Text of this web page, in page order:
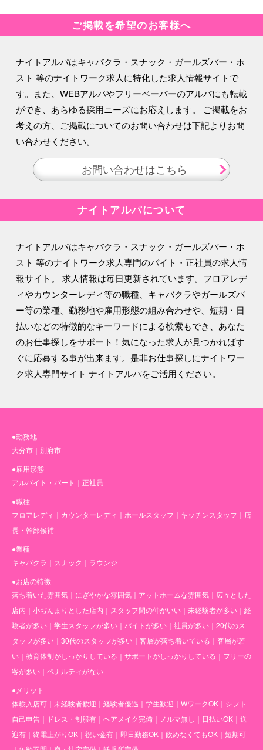
ご掲載を希望のお客様へ
ナイトアルパはキャバクラ・スナック・ガールズバー・ホ
スト 等のナイトワーク求人に特化した求人情報サイトで
す。また、WEBアルパやフリーペーパーのアルパにも転載
ができ、あらゆる採用ニーズにお応えします。 ご掲載をお
考えの方、ご掲載についてのお問い合わせは下記よりお問
い合わせください。
お問い合わせはこちら
ナイトアルパについて
ナイトアルパはキャバクラ・スナック・ガールズバー・ホ
スト 等のナイトワーク求人専門のバイト・正社員の求人情
報サイト。 求人情報は毎日更新されています。フロアレデ
ィやカウンターレディ等の職種、キャバクラやガールズバ
ー等の業種、勤務地や雇用形態の組み合わせや、短期・日
払いなどの特徴的なキーワードによる検索もでき、あなた
のお仕事探しをサポート！気になった求人が見つかればす
ぐに応募する事が出来ます。是非お仕事探しにナイトワー
ク求人専門サイト ナイトアルパをご活用ください。
●勤務地
大分市 ｜ 別府市
●雇用形態
アルバイト・パート ｜ 正社員
●職種
フロアレディ ｜ カウンターレディ ｜ ホールスタッフ ｜ キッチンスタッフ ｜ 店
長・幹部候補
●業種
キャバクラ ｜ スナック ｜ ラウンジ
●お店の特徴
落ち着いた雰囲気 ｜ にぎやかな雰囲気 ｜ アットホームな雰囲気 ｜ 広々とした
店内 ｜ 小ぢんまりとした店内 ｜ スタッフ間の仲がいい ｜ 未経験者が多い ｜ 経
験者が多い ｜ 学生スタッフが多い ｜ バイトが多い ｜ 社員が多い ｜ 20代のス
タッフが多い ｜ 30代のスタッフが多い ｜ 客層が落ち着いている ｜ 客層が若
い ｜ 教育体制がしっかりしている ｜ サポートがしっかりしている ｜ フリーの
客が多い ｜ ペナルティがない
●メリット
体験入店可 ｜ 未経験者歓迎 ｜ 経験者優遇 ｜ 学生歓迎 ｜ WワークOK ｜ シフト
自己申告 ｜ ドレス・制服有 ｜ ヘアメイク完備 ｜ ノルマ無し ｜ 日払いOK ｜ 送
迎有 ｜ 終電上がりOK ｜ 祝い金有 ｜ 即日勤務OK ｜ 飲めなくてもOK ｜ 短期可